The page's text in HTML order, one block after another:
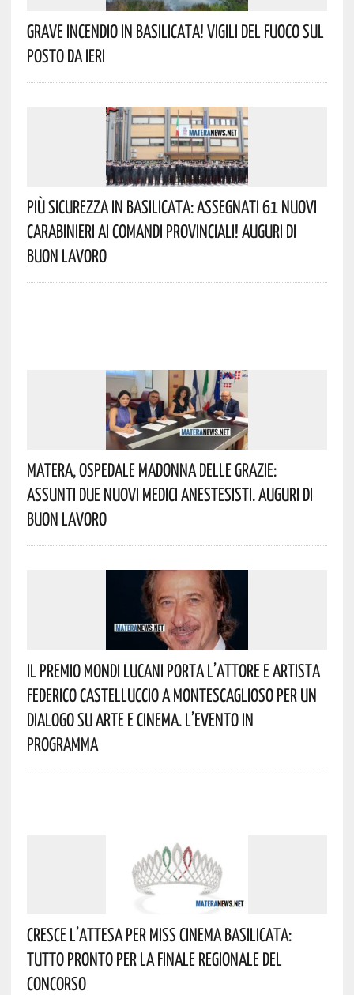
Grave Incendio In Basilicata! Vigili Del Fuoco Sul
Posto Da Ieri
Più Sicurezza In Basilicata: Assegnati 61 Nuovi
Carabinieri Ai Comandi Provinciali! Auguri Di
Buon Lavoro
Matera, Ospedale Madonna Delle Grazie:
Assunti Due Nuovi Medici Anestesisti. Auguri Di
Buon Lavoro
Il Premio Mondi Lucani Porta L’attore E Artista
Federico Castelluccio A Montescaglioso Per Un
Dialogo Su Arte E Cinema. L’evento In
Programma
Cresce L’attesa Per Miss Cinema Basilicata:
Tutto Pronto Per La Finale Regionale Del
Concorso